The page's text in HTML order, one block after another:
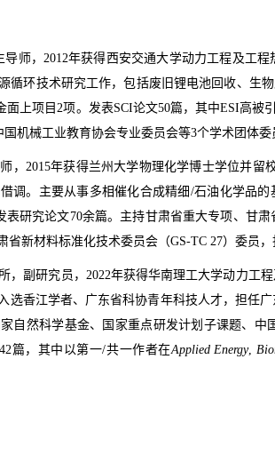
师，2012年获得西安交通大学动力工程及工
循环技术研究工作，包括废旧锂电池回收、生
上项目2项。发表SCI论文50篇，其中ESI高被
机械工业教育协会专业委员会等3个学术团体委
，2015年获得兰州大学物理化学博士学位并
调。主要从事多相催化合成精细/石油化学品
表研究论文70余篇。主持甘肃省重大专项、甘
新材料标准化技术委员会（GS-TC 27）委员，
，副研究员，2022年获得华南理工大学动力工
选香江学者、广东省科协青年科技人才，担任
自然科学基金、国家重点研发计划子课题、
篇，其中以第一/共一作者在Applied Energy,